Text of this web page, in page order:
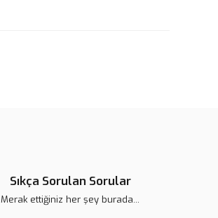
Sıkça Sorulan Sorular
Merak ettiğiniz her şey burada...